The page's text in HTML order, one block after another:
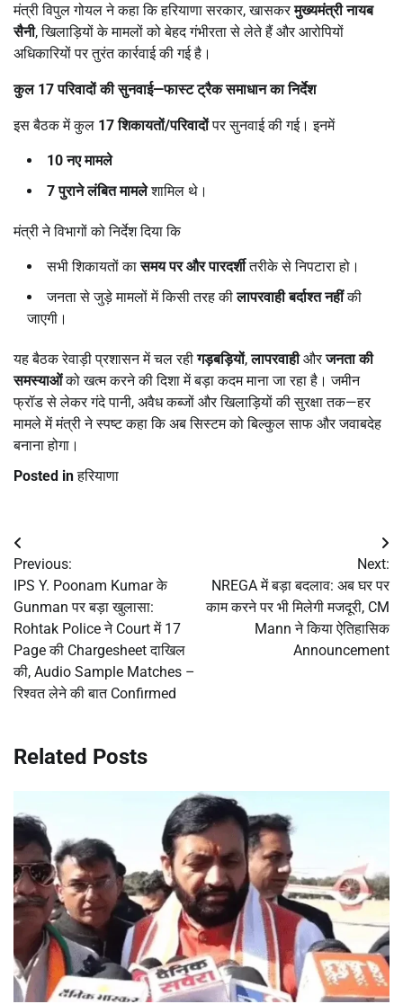
मंत्री विपुल गोयल ने कहा कि हरियाणा सरकार, खासकरमुख्यमंत्री नायब
सैनी, खिलाड़ियों के मामलों को बेहद गंभीरता से लेते हैं और आरोपियों
अधिकारियों पर तुरंत कार्रवाई की गई है।
कुल 17परिवादों की सुनवाई—फास्ट ट्रैक समाधान का निर्देश
इस बैठक में कुल 17शिकायतों/परिवादोंपर सुनवाई की गई। इनमें
10नए मामले
7पुराने लंबित मामलेशामिल थे।
मंत्री ने विभागों को निर्देश दिया कि
सभी शिकायतों कासमय पर और पारदर्शीतरीके से निपटारा हो।
जनता से जुड़े मामलों में किसी तरह कीलापरवाही बर्दाश्त नहींकी
जाएगी।
यह बैठक रेवाड़ी प्रशासन में चल रहीगड़बड़ियों,लापरवाहीऔरजनता की
समस्याओंको खत्म करने की दिशा में बड़ा कदम माना जा रहा है। जमीन
फ्रॉड से लेकर गंदे पानी, अवैध कब्जों और खिलाड़ियों की सुरक्षा तक—हर
मामले में मंत्री ने स्पष्ट कहा कि अब सिस्टम को बिल्कुल साफ और जवाबदेह
बनाना होगा।
Posted inहरियाणा
Post
navigation
Previous:
IPS Y. Poonam Kumar के
Gunman पर बड़ा खुलासा:
Rohtak Police ने Court में 17
Page की Chargesheet दाखिल
की, Audio Sample Matches –
रिश्वत लेने की बात Confirmed
Next:
NREGA में बड़ा बदलाव: अब घर पर
काम करने पर भी मिलेगी मजदूरी, CM
Mann ने किया ऐतिहासिक
Announcement
Related Posts